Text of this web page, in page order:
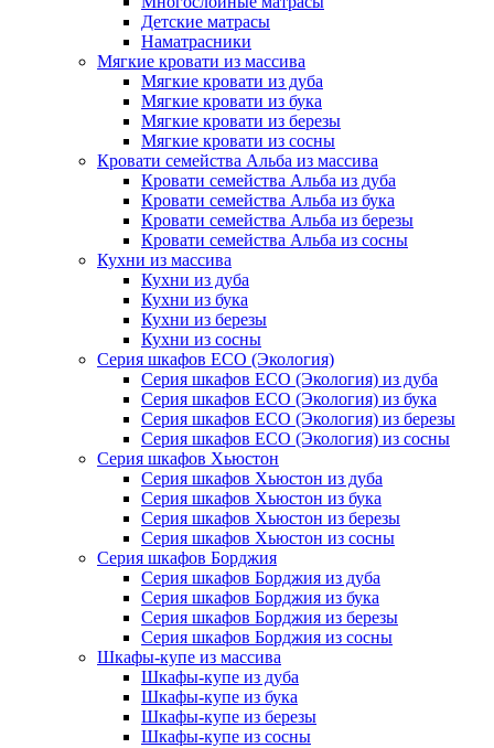
Детские матрасы
Наматрасники
Мягкие кровати из массива
Мягкие кровати из дуба
Мягкие кровати из бука
Мягкие кровати из березы
Мягкие кровати из сосны
Кровати семейства Альба из массива
Кровати семейства Альба из дуба
Кровати семейства Альба из бука
Кровати семейства Альба из березы
Кровати семейства Альба из сосны
Кухни из массива
Кухни из дуба
Кухни из бука
Кухни из березы
Кухни из сосны
Серия шкафов ECO (Экология)
Серия шкафов ECO (Экология) из дуба
Серия шкафов ECO (Экология) из бука
Серия шкафов ECO (Экология) из березы
Серия шкафов ECO (Экология) из сосны
Серия шкафов Хьюстон
Серия шкафов Хьюстон из дуба
Серия шкафов Хьюстон из бука
Серия шкафов Хьюстон из березы
Серия шкафов Хьюстон из сосны
Серия шкафов Борджия
Серия шкафов Борджия из дуба
Серия шкафов Борджия из бука
Серия шкафов Борджия из березы
Серия шкафов Борджия из сосны
Шкафы-купе из массива
Шкафы-купе из дуба
Шкафы-купе из бука
Шкафы-купе из березы
Шкафы-купе из сосны